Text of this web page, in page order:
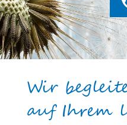
Wir
auf Ihrem